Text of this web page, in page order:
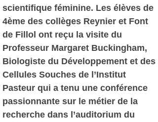
scientifique féminine. Les élèves de
4ème des collèges Reynier et Font
de Fillol ont reçu la visite du
Professeur Margaret Buckingham,
Biologiste du Développement et des
Cellules Souches de l’Institut
Pasteur qui a tenu une conférence
passionnante sur le métier de la
recherche dans l’auditorium du